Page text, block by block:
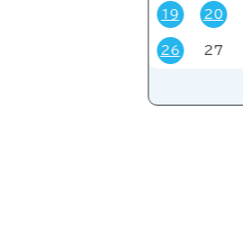
19 20
26 27